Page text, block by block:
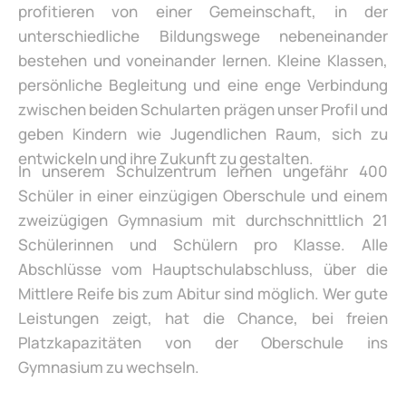
profitieren von einer Gemeinschaft, in der
unterschiedliche Bildungswege nebeneinander
bestehen und voneinander lernen. Kleine Klassen,
persönliche Begleitung und eine enge Verbindung
zwischen beiden Schularten prägen unser Profil und
geben Kindern wie Jugendlichen Raum, sich zu
entwickeln und ihre Zukunft zu gestalten.
In unserem Schulzentrum lernen ungefähr 400
Schüler in einer einzügigen Oberschule und einem
zweizügigen Gymnasium mit durchschnittlich 21
Schülerinnen und Schülern pro Klasse. Alle
Abschlüsse vom Hauptschulabschluss, über die
Mittlere Reife bis zum Abitur sind möglich. Wer gute
Leistungen zeigt, hat die Chance, bei freien
Platzkapazitäten von der Oberschule ins
Gymnasium zu wechseln.